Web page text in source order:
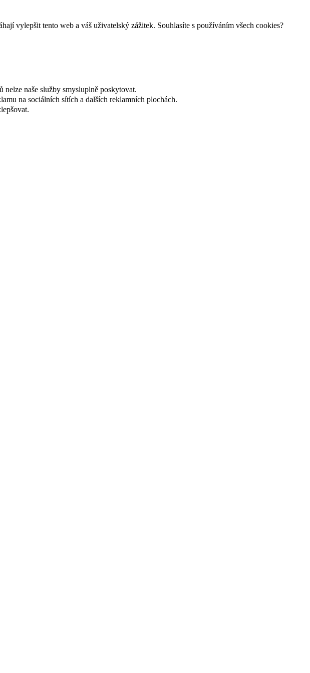
vylepšit tento web a váš uživatelský zážitek. Souhlasíte s používáním všech cookies?
nelze naše služby smysluplně poskytovat.
na sociálních sítích a dalších reklamních plochách.